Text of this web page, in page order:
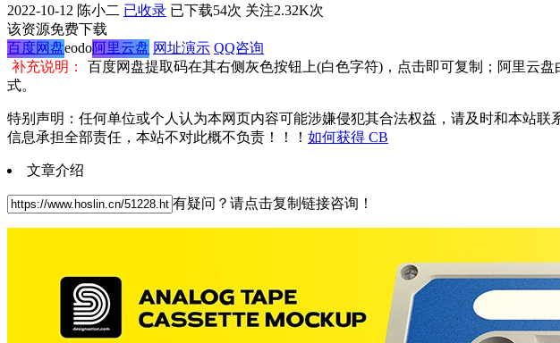
2022-10-12 陈小二 已收录 已下载54次 关注2.32K次
该资源免费下载
百度网盘eodo阿里云盘 网址演示 QQ咨询
补充说明：
百度网盘提取码在其右侧灰色按钮上(白色字符)，点击即可复制；阿里云
式。
特别声明：任何单位或个人认为本网页内容可能涉嫌侵犯其合法权益，请及时和本站
信息承担全部责任，本站不对此概不负责！！！ 如何获得 CB
文章介绍
有疑问？请点击复制链接咨询！